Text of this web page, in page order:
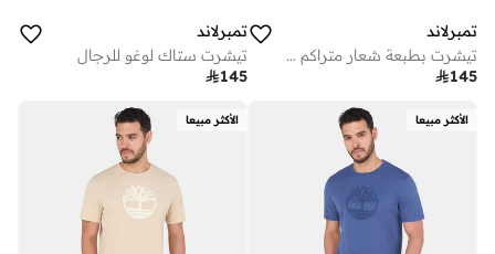
تمبرلاند
تيشرت بطبعة شعار متراكم للرجال
145
تمبرلاند
تيشرت ستاك لوغو للرجال
145
الأكثر مبيعا الأكثر مبيعا